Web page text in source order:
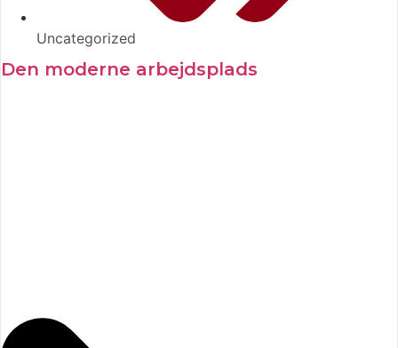
Uncategorized
Den moderne arbejdsplads